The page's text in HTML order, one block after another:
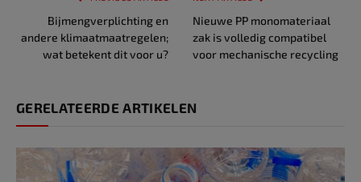
Bijmengverplichting en
andere klimaatmaatregelen;
wat betekent dit voor u?
Nieuwe PP monomateriaal
zak is volledig compatibel
voor mechanische recycling
GERELATEERDE ARTIKELEN